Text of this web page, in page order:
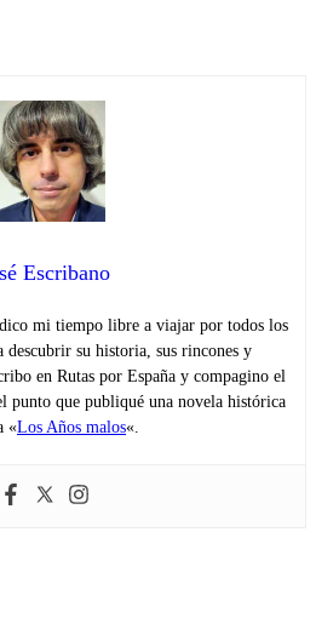
Escribano
mi tiempo libre a viajar por todos los
descubrir su historia, sus rincones y
en Rutas por España y compagino el
punto que publiqué una novela histórica
«Los Años malos«.